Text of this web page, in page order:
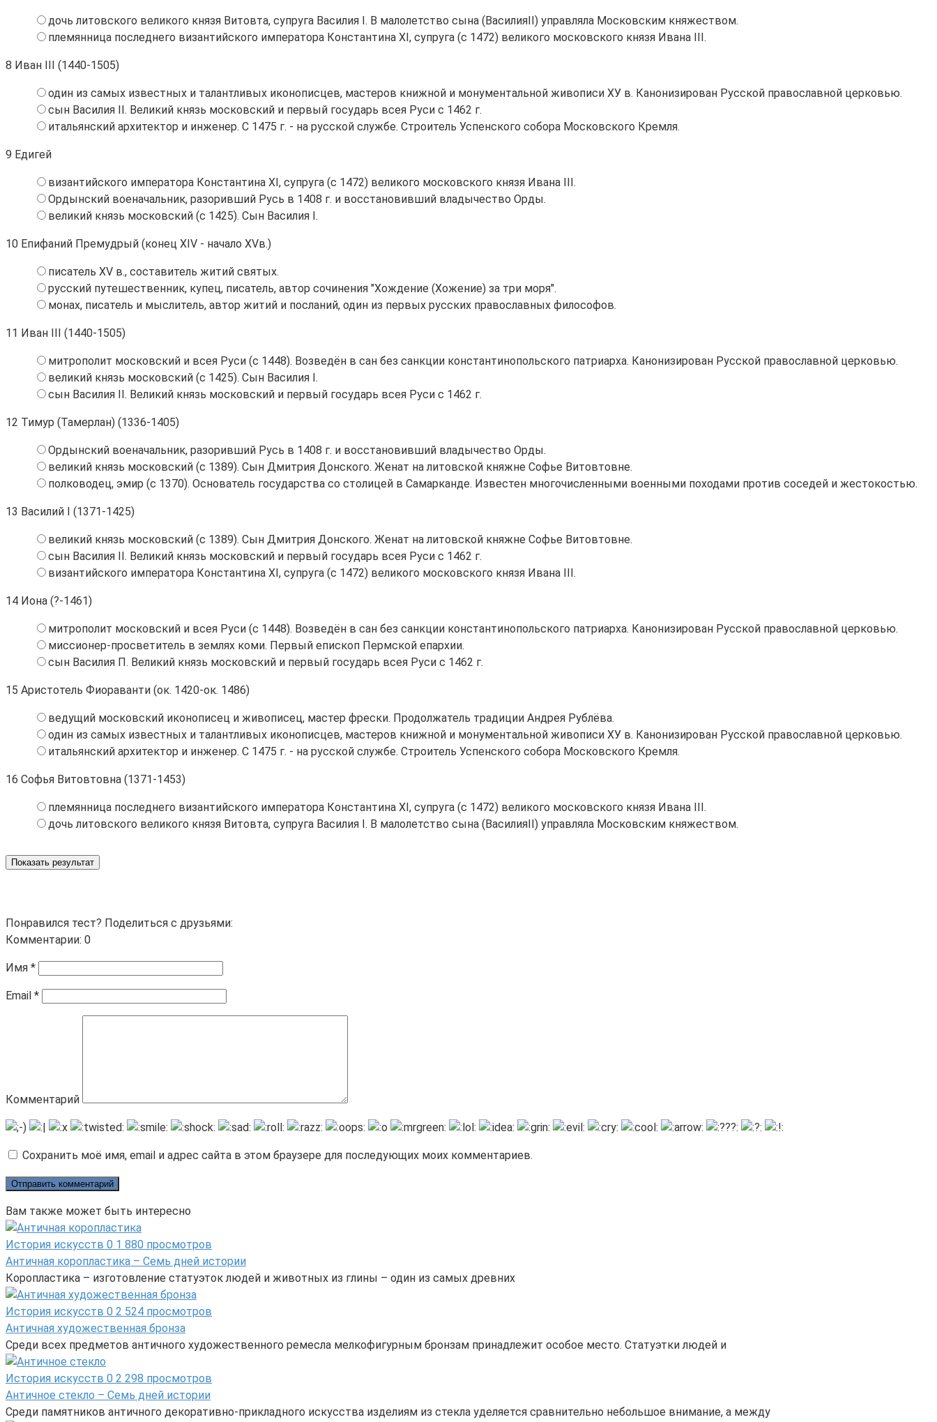
дочь литовского великого князя Витовта, супруга Василия I. В малолетство сына (ВасилияII) управляла Московским княжеством.
племянница последнего византийского императора Константина ХI, супруга (с 1472) великого московского князя Ивана III.
8 Иван III (1440-1505)
один из самых известных и талантливых иконописцев, мастеров книжной и монументальной живописи ХУ в. Канонизирован Русской православной церковью.
сын Василия II. Великий князь московский и первый государь всея Руси с 1462 г.
итальянский архитектор и инженер. С 1475 г. - на русской службе. Строитель Успенского собора Московского Кремля.
9 Едигей
византийского императора Константина ХI, супруга (с 1472) великого московского князя Ивана III.
Ордынский военачальник, разоривший Русь в 1408 г. и восстановивший владычество Орды.
великий князь московский (с 1425). Сын Василия I.
10 Епифаний Премудрый (конец XIV - начало XVв.)
писатель ХV в., составитель житий святых.
русский путешественник, купец, писатель, автор сочинения "Хождение (Хожение) за три моря".
монах, писатель и мыслитель, автор житий и посланий, один из первых русских православных философов.
11 Иван III (1440-1505)
митрополит московский и всея Руси (с 1448). Возведён в сан без санкции константинопольского патриарха. Канонизирован Русской православной церковью.
великий князь московский (с 1425). Сын Василия I.
сын Василия II. Великий князь московский и первый государь всея Руси с 1462 г.
12 Тимур (Тамерлан) (1336-1405)
Ордынский военачальник, разоривший Русь в 1408 г. и восстановивший владычество Орды.
великий князь московский (с 1389). Сын Дмитрия Донского. Женат на литовской княжне Софье Витовтовне.
полководец, эмир (с 1370). Основатель государства со столицей в Самарканде. Известен многочисленными военными походами против соседей и жестокостью.
13 Василий I (1371-1425)
великий князь московский (с 1389). Сын Дмитрия Донского. Женат на литовской княжне Софье Витовтовне.
сын Василия II. Великий князь московский и первый государь всея Руси с 1462 г.
византийского императора Константина ХI, супруга (с 1472) великого московского князя Ивана III.
14 Иона (?-1461)
митрополит московский и всея Руси (с 1448). Возведён в сан без санкции константинопольского патриарха. Канонизирован Русской православной церковью.
миссионер-просветитель в землях коми. Первый епископ Пермской епархии.
сын Василия П. Великий князь московский и первый государь всея Руси с 1462 г.
15 Аристотель Фиораванти (ок. 1420-ок. 1486)
ведущий московский иконописец и живописец, мастер фрески. Продолжатель традиции Андрея Рублёва.
один из самых известных и талантливых иконописцев, мастеров книжной и монументальной живописи ХУ в. Канонизирован Русской православной церковью.
итальянский архитектор и инженер. С 1475 г. - на русской службе. Строитель Успенского собора Московского Кремля.
16 Софья Витовтовна (1371-1453)
племянница последнего византийского императора Константина ХI, супруга (с 1472) великого московского князя Ивана III.
дочь литовского великого князя Витовта, супруга Василия I. В малолетство сына (ВасилияII) управляла Московским княжеством.
Показать результат
Понравился тест? Поделиться с друзьями:
Комментарии: 0
Имя *
Email *
Комментарий
Сохранить моё имя, email и адрес сайта в этом браузере для последующих моих комментариев.
Вам также может быть интересно
История искусств 0 1 880 просмотров
Античная коропластика – Семь дней истории
Коропластика – изготовление статуэток людей и животных из глины – один из самых древних
История искусств 0 2 524 просмотров
Античная художественная бронза
Среди всех предметов античного художественного ремесла мелкофигурным бронзам принадлежит особое место. Статуэтки людей и
История искусств 0 2 298 просмотров
Античное стекло – Семь дней истории
Среди памятников античного декоративно-прикладного искусства изделиям из стекла уделяется сравнительно небольшое внимание, а между